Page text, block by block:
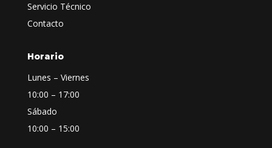
Servicio Técnico
Contacto
Horario
Lunes – Viernes
10:00 – 17:00
Sábado
10:00 – 15:00